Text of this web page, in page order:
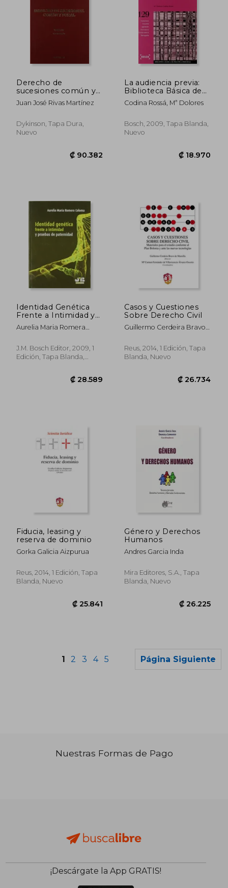
₡ 30.651
₡ 29.265 ₡
Derecho de
sucesiones común y
foral. Tomo II: 2
Juan José Rivas Martínez
Dykinson, Tapa Dura,
Nuevo
La audiencia previa:
Biblioteca Básica de
Práctica Procesal nº
129 (Biblioteca Basica)
Codina Rossá, Mª Dolores
Bosch, 2009, Tapa Blanda,
Nuevo
Identidad Genética
Frente a Intimidad y
Pruebas de
Paternidad.
Aurelia Maria Romera
J.M. Bosch Editor, 2009, 1
Edición, Tapa Blanda,
Casos y Cuestiones
Sobre Derecho Civil
Guillermo Cerdeira Bravo
Reus, 2014, 1 Edición, Tapa
Blanda, Nuevo
Fiducia, leasing y
reserva de dominio
Gorka Galicia Aizpurua
Reus, 2014, 1 Edición, Tapa
Blanda, Nuevo
Género y Derechos
Humanos
Andres Garcia Inda
Mira Editores, S.A., Tapa
Blanda, Nuevo
1 2 3 4 5 Página Siguiente
Nuestras Formas de Pago
¡Descárgate la App GRATIS!